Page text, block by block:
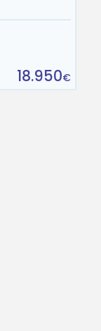
18.950€